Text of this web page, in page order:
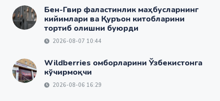
Бен-Гвир фаластинлик маҳбусларнинг
кийимлари ва Қуръон китобларини
тортиб олишни буюрди
2026-08-07 10:44
Wildberries омборларини Ўзбекистонга
кўчирмоқчи
2026-08-06 16:29